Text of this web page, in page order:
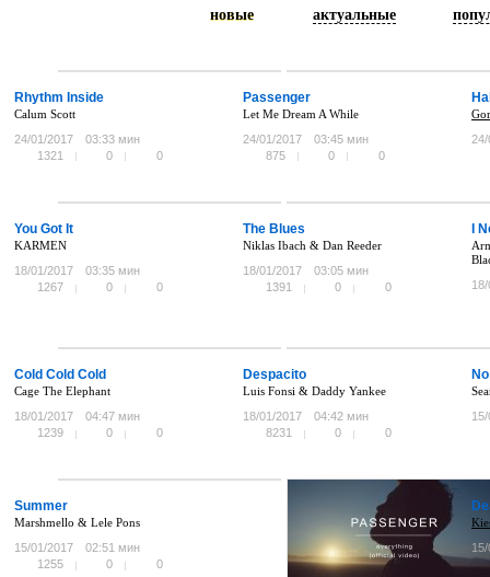
новые актуальные
Rhythm Inside
Calum Scott
24/01/2017
03:33 мин
1321
0 0
Passenger
Let Me Dream A While
24/01/2017
03:45 мин
875
0 0
You Got It
KARMEN
18/01/2017
03:35 мин
1267
0 0
The Blues
Niklas Ibach & Dan Reeder
18/01/2017
03:05 мин
1391
0 0
I
Cold Cold Cold
Cage The Elephant
18/01/2017
04:47 мин
1239
0 0
Despacito
Luis Fonsi & Daddy Yankee
18/01/2017
04:42 мин
8231
0 0
Summer
Marshmello & Lele Pons
15/01/2017
02:51 мин
1255
0 0